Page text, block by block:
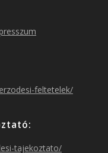
r
feltetelek/
tajekoztato/